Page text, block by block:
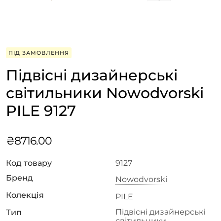
ПІД ЗАМОВЛЕННЯ
Підвісні дизайнерські
світильники Nowodvorski
PILE 9127
₴8716.00
Код товару
9127
Бренд
Nowodvorski
Колекція
PILE
Тип
Підвісні дизайнерські